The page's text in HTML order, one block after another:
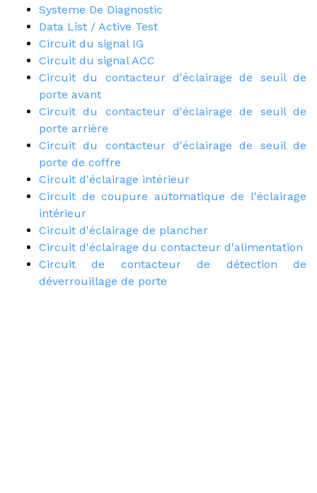
Systeme De Diagnostic
Data List / Active Test
Circuit du signal IG
Circuit du signal ACC
Circuit du contacteur d'éclairage de seuil de
porte avant
Circuit du contacteur d'éclairage de seuil de
porte arrière
Circuit du contacteur d'éclairage de seuil de
porte de coffre
Circuit d'éclairage intérieur
Circuit de coupure automatique de l'éclairage
intérieur
Circuit d'éclairage de plancher
Circuit d'éclairage du contacteur d'alimentation
Circuit de contacteur de détection de
déverrouillage de porte